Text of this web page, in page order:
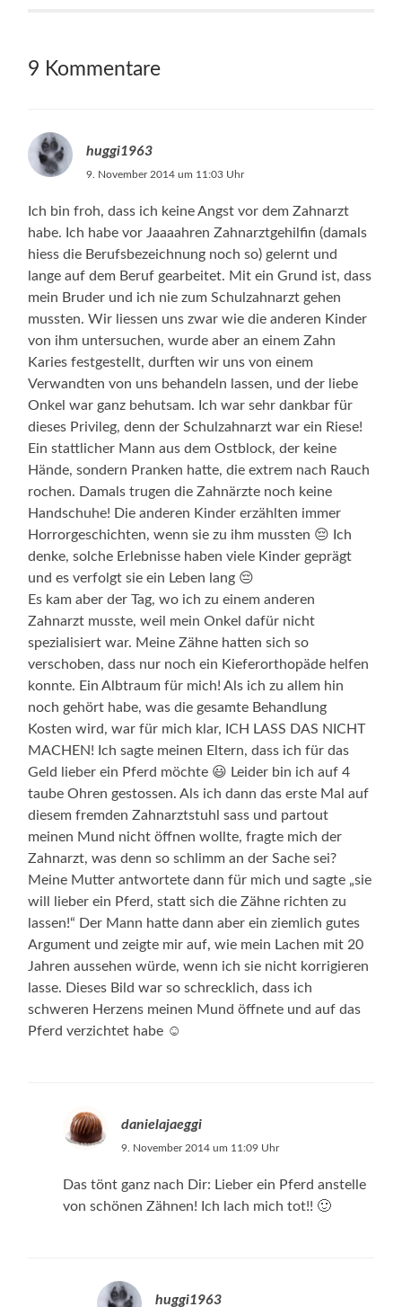
9 Kommentare
huggi1963
9. November 2014 um 11:03 Uhr
Ich bin froh, dass ich keine Angst vor dem Zahnarzt
habe. Ich habe vor Jaaaahren Zahnarztgehilfin (damals
hiess die Berufsbezeichnung noch so) gelernt und
lange auf dem Beruf gearbeitet. Mit ein Grund ist, dass
mein Bruder und ich nie zum Schulzahnarzt gehen
mussten. Wir liessen uns zwar wie die anderen Kinder
von ihm untersuchen, wurde aber an einem Zahn
Karies festgestellt, durften wir uns von einem
Verwandten von uns behandeln lassen, und der liebe
Onkel war ganz behutsam. Ich war sehr dankbar für
dieses Privileg, denn der Schulzahnarzt war ein Riese!
Ein stattlicher Mann aus dem Ostblock, der keine
Hände, sondern Pranken hatte, die extrem nach Rauch
rochen. Damals trugen die Zahnärzte noch keine
Handschuhe! Die anderen Kinder erzählten immer
Horrorgeschichten, wenn sie zu ihm mussten 😔 Ich
denke, solche Erlebnisse haben viele Kinder geprägt
und es verfolgt sie ein Leben lang 😔
Es kam aber der Tag, wo ich zu einem anderen
Zahnarzt musste, weil mein Onkel dafür nicht
spezialisiert war. Meine Zähne hatten sich so
verschoben, dass nur noch ein Kieferorthopäde helfen
konnte. Ein Albtraum für mich! Als ich zu allem hin
noch gehört habe, was die gesamte Behandlung
Kosten wird, war für mich klar, ICH LASS DAS NICHT
MACHEN! Ich sagte meinen Eltern, dass ich für das
Geld lieber ein Pferd möchte 😃 Leider bin ich auf 4
taube Ohren gestossen. Als ich dann das erste Mal auf
diesem fremden Zahnarztstuhl sass und partout
meinen Mund nicht öffnen wollte, fragte mich der
Zahnarzt, was denn so schlimm an der Sache sei?
Meine Mutter antwortete dann für mich und sagte „sie
will lieber ein Pferd, statt sich die Zähne richten zu
lassen!“ Der Mann hatte dann aber ein ziemlich gutes
Argument und zeigte mir auf, wie mein Lachen mit 20
Jahren aussehen würde, wenn ich sie nicht korrigieren
lasse. Dieses Bild war so schrecklich, dass ich
schweren Herzens meinen Mund öffnete und auf das
Pferd verzichtet habe ☺️
danielajaeggi
9. November 2014 um 11:09 Uhr
Das tönt ganz nach Dir: Lieber ein Pferd anstelle
von schönen Zähnen! Ich lach mich tot!! 🙂
huggi1963